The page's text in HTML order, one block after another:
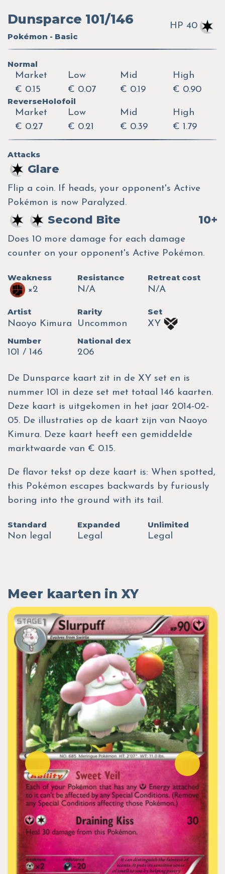
Dunsparce 101/146
Pokémon - Basic
HP 40
Normal
Market
€ 0.15
Low
€ 0.07
Mid
€ 0.19
High
€ 0.90
ReverseHolofoil
Market
€ 0.27
Low
€ 0.21
Mid
€ 0.39
High
€ 1.79
Attacks
Glare
Flip a coin. If heads, your opponent's Active
Pokémon is now Paralyzed.
Second Bite 10+
Does 10 more damage for each damage
counter on your opponent's Active Pokémon.
Weakness
×2
Resistance
N/A
Retreat cost
N/A
Artist
Naoyo Kimura
Rarity
Uncommon
Set
XY
Number
101 / 146
National dex
206
De Dunsparce kaart zit in de XY set en is
nummer 101 in deze set met totaal 146 kaarten.
Deze kaart is uitgekomen in het jaar 2014-02-
05. De illustraties op de kaart zijn van Naoyo
Kimura. Deze kaart heeft een gemiddelde
marktwaarde van € 0.15.
De flavor tekst op deze kaart is: When spotted,
this Pokémon escapes backwards by furiously
boring into the ground with its tail.
Standard
Non legal
Expanded
Legal
Unlimited
Legal
Meer kaarten in XY